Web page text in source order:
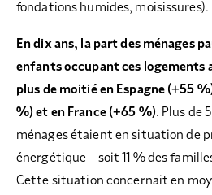
fondations humides, moisissures).
En dix ans, la part des ménages
enfants occupant ces logements
plus de moitié en Espagne (+55
%) et en France (+65 %). Plus de
ménages étaient en situation de
énergétique – soit 11 % des
Cette situation concernait en